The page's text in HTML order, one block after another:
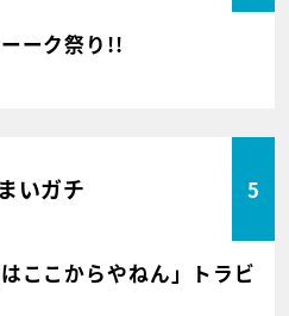
ーク祭り!!
いガチ 5
ここからやねん」トラビ